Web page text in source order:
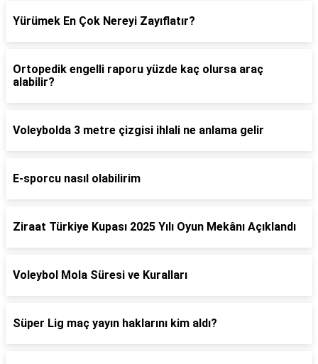
Yürümek En Çok Nereyi Zayıflatır?
Ortopedik engelli raporu yüzde kaç olursa araç
alabilir?
Voleybolda 3 metre çizgisi ihlali ne anlama gelir
E-sporcu nasıl olabilirim
Ziraat Türkiye Kupası 2025 Yılı Oyun Mekânı Açıklandı
Voleybol Mola Süresi ve Kuralları
Süper Lig maç yayın haklarını kim aldı?